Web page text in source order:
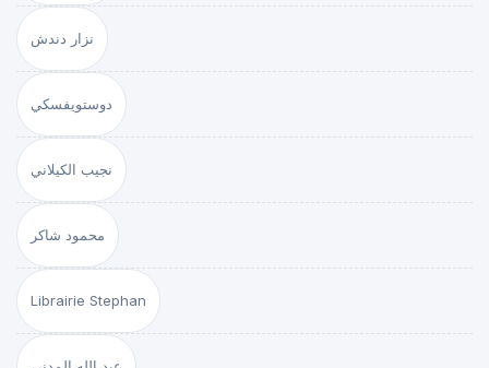
نزار دندش
دوستويفسكي
نجيب الكيلاني
محمود شاكر
Librairie Stephan